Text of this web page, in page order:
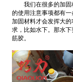
我们在很多的加
的使用注意事项都有
加固材料才会发挥大
求，比如水下。那水
筋胶。